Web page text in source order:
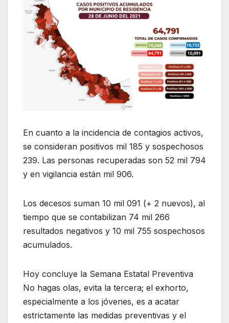
En cuanto a la incidencia de contagios activos,
se consideran positivos mil 185 y sospechosos
239. Las personas recuperadas son 52 mil 794
y en vigilancia están mil 906.
Los decesos suman 10 mil 091 (+ 2 nuevos), al
tiempo que se contabilizan 74 mil 266
resultados negativos y 10 mil 755 sospechosos
acumulados.
Hoy concluye la Semana Estatal Preventiva
No hagas olas, evita la tercera; el exhorto,
especialmente a los jóvenes, es a acatar
estrictamente las medidas preventivas y el